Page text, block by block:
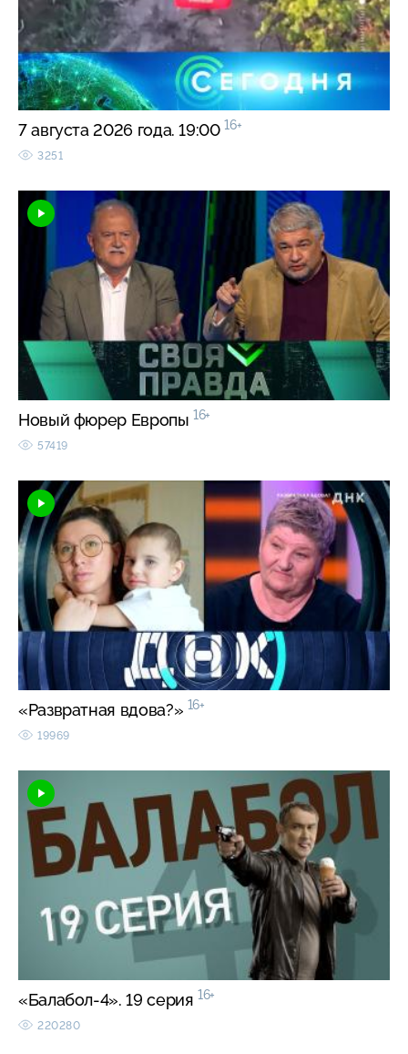
7 августа 2026 года. 19:00 16+
3251
Новый фюрер Европы 16+
57419
«Развратная вдова?» 16+
19969
«Балабол-4». 19 серия 16+
220280